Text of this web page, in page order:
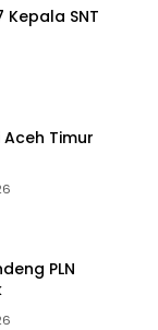
Kepala SNT
Timur
PLN